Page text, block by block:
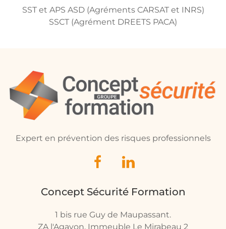
SST et APS ASD (Agréments CARSAT et INRS)
SSCT (Agrément DREETS PACA)
Expert en prévention des risques professionnels
Concept Sécurité Formation
1 bis rue Guy de Maupassant.
ZA l'Agavon, Immeuble Le Mirabeau 2